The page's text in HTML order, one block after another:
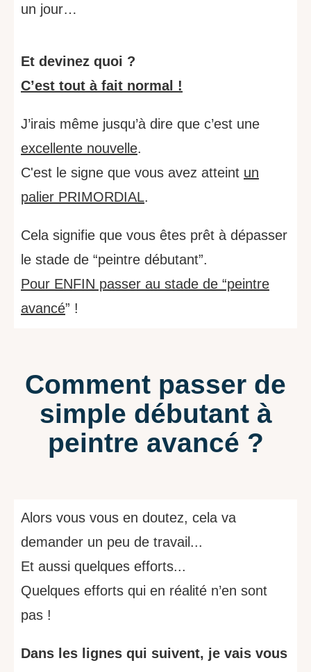
un jour…
Et devinez quoi ?
C’est tout à fait normal !
J’irais même jusqu’à dire que c’est une
excellente nouvelle.
C'est le signe que vous avez atteint un
palier PRIMORDIAL.
Cela signifie que vous êtes prêt à dépasser
le stade de “peintre débutant”.
Pour ENFIN passer au stade de “peintre
avancé” !
Comment passer de
simple débutant à
peintre avancé ?
Alors vous vous en doutez, cela va
demander un peu de travail...
Et aussi quelques efforts...
Quelques efforts qui en réalité n’en sont
pas !
Dans les lignes qui suivent, je vais vous